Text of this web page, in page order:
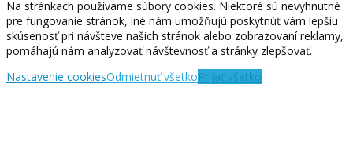
Na stránkach používame súbory cookies. Niektoré sú nevyhnutné
pre fungovanie stránok, iné nám umožňujú poskytnúť vám lepšiu
skúsenosť pri návšteve našich stránok alebo zobrazovaní reklamy,
pomáhajú nám analyzovať návštevnosť a stránky zlepšovať.
Nastavenie cookiesOdmietnuť všetkoPrijať všetko